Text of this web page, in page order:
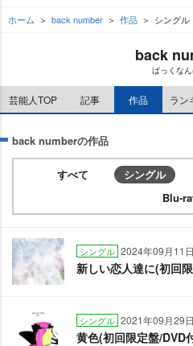
ホーム back number 作品 シングル
back
ばっくな
芸能人TOP 記事 作品 ラン
back numberの作品
すべて シングル
Blu-
シングル 2024年09月11
新しい恋人達に(初回
シングル 2021年09月29
黄色(初回限定盤/DVD